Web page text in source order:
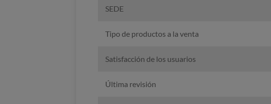
SEDE
Tipo de productos a la venta
Satisfacción de los usuarios
Última revisión